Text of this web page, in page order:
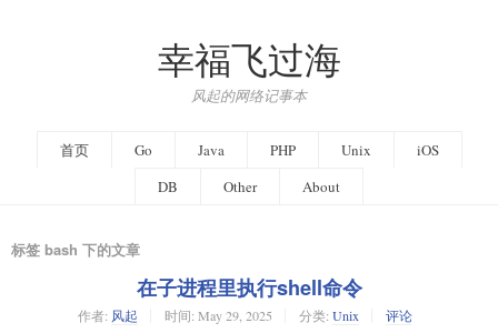
幸福飞过海
风起的网络记事本
首页 Go Java PHP Unix
iOS
DB
Other About
标签 bash 下的文章
在子进程里执行shell命令
作者: 风起 时间: May 29, 2025 分类: Unix 评论